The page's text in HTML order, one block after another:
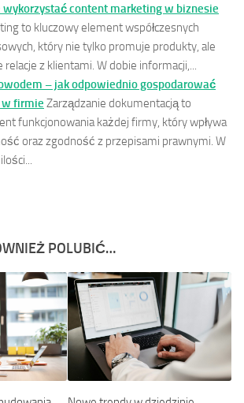
wykorzystać content marketing w biznesie
to kluczowy element współczesnych
który nie tylko promuje produkty, ale
z klientami. W dobie informacji,...
– jak odpowiednio gospodarować
firmie Zarządzanie dokumentacją to
funkcjonowania każdej firmy, który wpływa
oraz zgodność z przepisami prawnymi. W
POLUBIĆ…